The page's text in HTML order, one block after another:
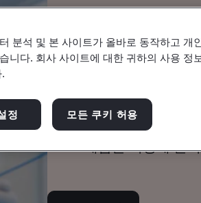
의료기기
능동 이식형
AIMD 제품을 시장에 출
분석 및 본 사이트가 올바로 동작하고 개
니다. 회사 사이트에 대한 귀하의 사용 정
정 모든 쿠키 허용